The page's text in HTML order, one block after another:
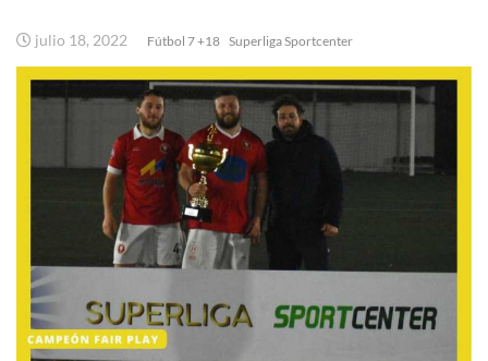
julio 18, 2022 Fútbol 7 +18 Superliga Sportcenter